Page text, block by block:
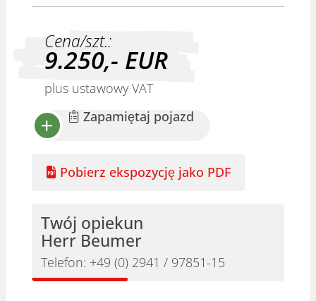
Cena/szt.:
9.250,- EUR
plus ustawowy VAT
Zapamiętaj pojazd
Pobierz ekspozycję jako PDF
Twój opiekun
Herr Beumer
Telefon: +49 (0) 2941 / 97851-15